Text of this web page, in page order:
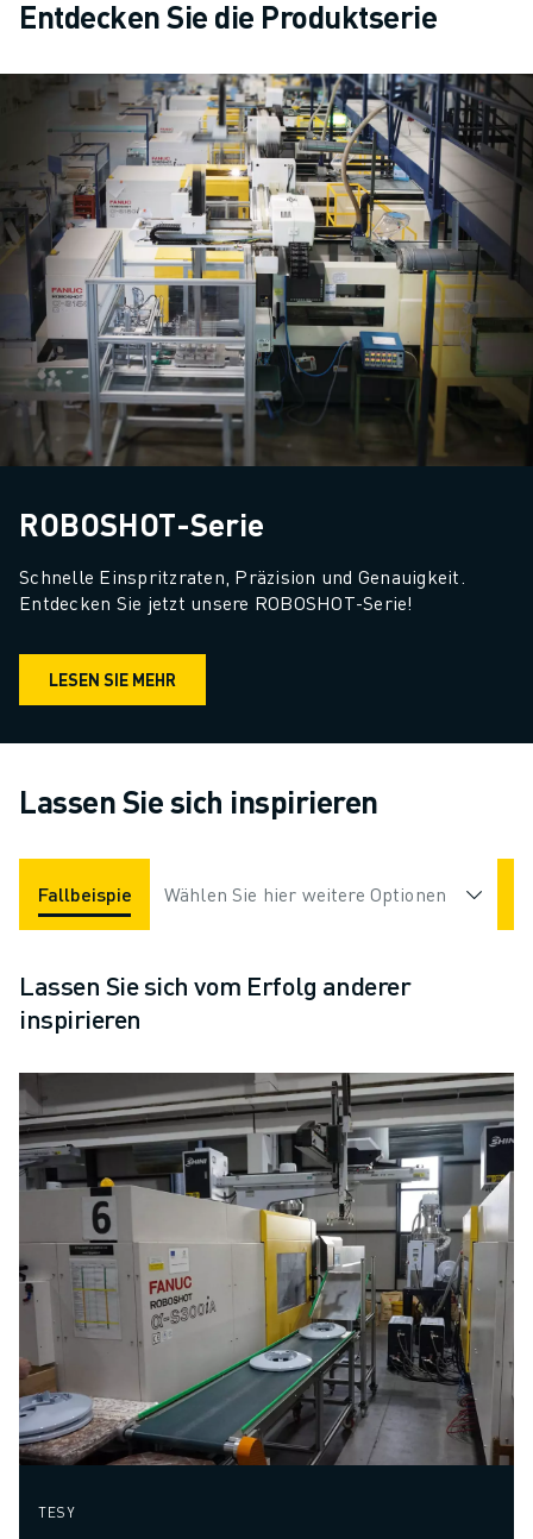
Entdecken Sie die Produktserie
ROBOSHOT-Serie
Schnelle Einspritzraten, Präzision und Genauigkeit.
Entdecken Sie jetzt unsere ROBOSHOT-Serie!
LESEN SIE MEHR
Lassen Sie sich inspirieren
Fallbeispiele Applikationen Branchen
Wählen Sie hier weitere Optionen
Lassen Sie sich vom Erfolg anderer
inspirieren
TESY